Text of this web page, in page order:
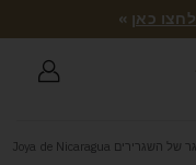
לחצו כאן »
/ הסיגר של השגרירים Joya de Nicaragua